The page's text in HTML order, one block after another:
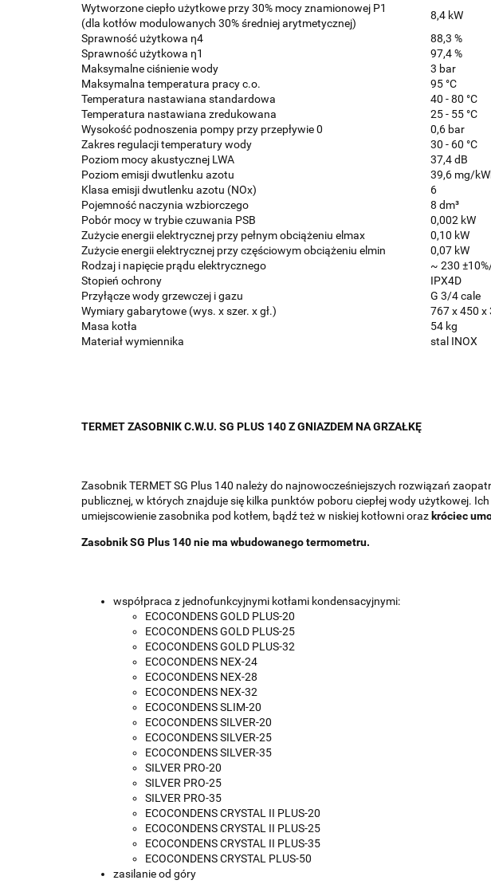
Wytworzone ciepło użytkowe przy 30% mocy znamionowej P1
(dla kotłów modulowanych 30% średniej arytmetycznej)
8,4 kW
Sprawność użytkowa η4
88,3 %
Sprawność użytkowa η1
97,4 %
Maksymalne ciśnienie wody
3 bar
Maksymalna temperatura pracy c.o.
95 °C
Temperatura nastawiana standardowa
40 - 80 °C
Temperatura nastawiana zredukowana
25 - 55 °C
Wysokość podnoszenia pompy przy przepływie 0
0,6 bar
Zakres regulacji temperatury wody
30 - 60 °C
Poziom mocy akustycznej LWA
37,4 dB
Poziom emisji dwutlenku azotu
39,6 mg/
Klasa emisji dwutlenku azotu (NOx)
6
Pojemność naczynia wzbiorczego
8 dm³
Pobór mocy w trybie czuwania PSB
0,002 kW
Zużycie energii elektrycznej przy pełnym obciążeniu elmax
0,10 kW
Zużycie energii elektrycznej przy częściowym obciążeniu elmin
0,07 kW
Rodzaj i napięcie prądu elektrycznego
~ 230
Stopień ochrony
IPX4D
Przyłącze wody grzewczej i gazu
G 3/4 cale
Wymiary gabarytowe (wys. x szer. x gł.)
767 x 450 x
Masa kotła
54 kg
Materiał wymiennika
stal INOX
TERMET ZASOBNIK C.W.U. SG PLUS 140 Z GNIAZDEM NA GRZAŁKĘ
Zasobnik TERMET SG Plus 140 należy do najnowocześniejszych rozwiązań
publicznej, w których znajduje się kilka punktów poboru ciepłej wody użytkowej.
umiejscowienie zasobnika pod kotłem, bądź też w niskiej kotłowni oraz króciec
Zasobnik SG Plus 140 nie ma wbudowanego termometru.
współpraca z jednofunkcyjnymi kotłami kondensacyjnymi:
ECOCONDENS GOLD PLUS-20
ECOCONDENS GOLD PLUS-25
ECOCONDENS GOLD PLUS-32
ECOCONDENS NEX-24
ECOCONDENS NEX-28
ECOCONDENS NEX-32
ECOCONDENS SLIM-20
ECOCONDENS SILVER-20
ECOCONDENS SILVER-25
ECOCONDENS SILVER-35
SILVER PRO-20
SILVER PRO-25
SILVER PRO-35
ECOCONDENS CRYSTAL II PLUS-20
ECOCONDENS CRYSTAL II PLUS-25
ECOCONDENS CRYSTAL II PLUS-35
ECOCONDENS CRYSTAL PLUS-50
zasilanie od góry